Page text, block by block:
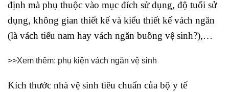
định mà phụ thuộc vào mục đích sử dụng, độ tuổi sử
dụng, không gian thiết kế và kiểu thiết kế vách ngăn
(là vách tiểu nam hay vách ngăn buồng vệ sinh?),…
>>Xem thêm: phụ kiện vách ngăn vệ sinh
Kích thước nhà vệ sinh tiêu chuẩn của bộ y tế